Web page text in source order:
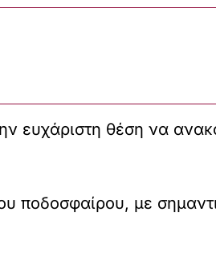
ευχάριστη θέση να
με